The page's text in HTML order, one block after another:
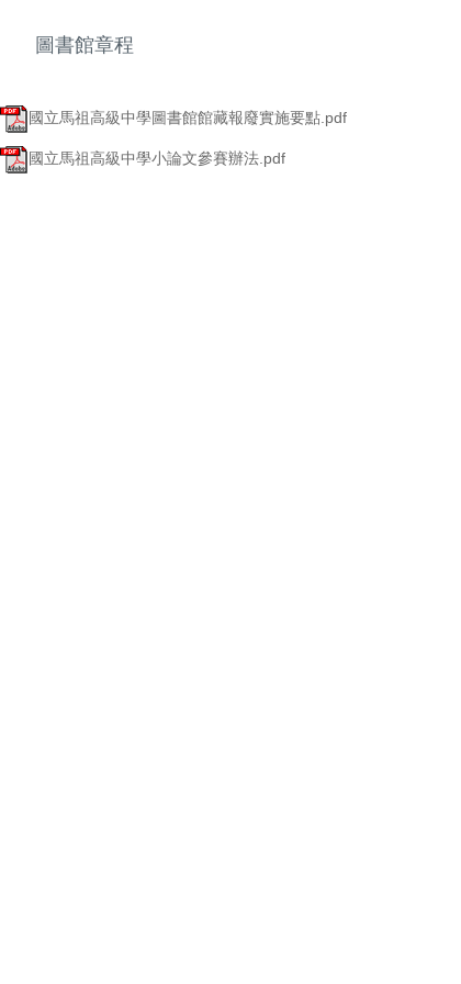
圖書館章程
國立馬祖高級中學圖書館館藏報廢實施要點.pdf
國立馬祖高級中學小論文參賽辦法.pdf